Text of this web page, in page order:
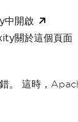
開啟
關於這個頁面
錯。 這時，